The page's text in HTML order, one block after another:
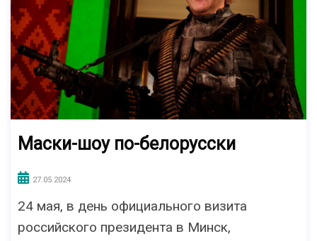
Маски-шоу по-белорусски
27.05.2024
24 мая, в день официального визита
российского президента в Минск,